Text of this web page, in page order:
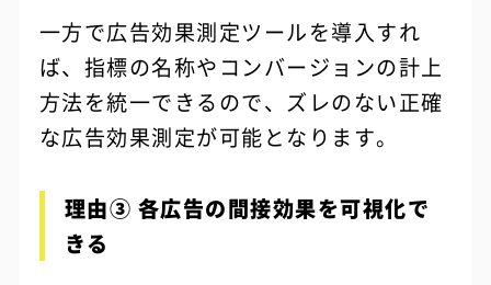
一方で広告効果測定ツールを導入すれ
ば、指標の名称やコンバージョンの計上
方法を統一できるので、ズレのない正確
な広告効果測定が可能となります。
理由③ 各広告の間接効果を可視化で
きる